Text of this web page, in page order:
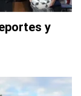
y